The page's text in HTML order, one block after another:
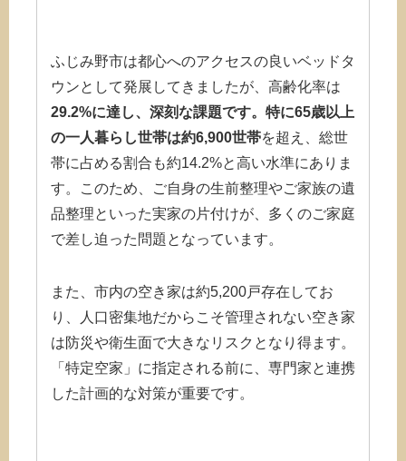
ふじみ野市は都心へのアクセスの良いベッドタ
ウンとして発展してきましたが、高齢化率は
29.2%に達し、深刻な課題です。特に65歳以上
の一人暮らし世帯は約6,900世帯を超え、総世
帯に占める割合も約14.2%と高い水準にありま
す。このため、ご自身の生前整理やご家族の遺
品整理といった実家の片付けが、多くのご家庭
で差し迫った問題となっています。
また、市内の空き家は約5,200戸存在してお
り、人口密集地だからこそ管理されない空き家
は防災や衛生面で大きなリスクとなり得ます。
「特定空家」に指定される前に、専門家と連携
した計画的な対策が重要です。